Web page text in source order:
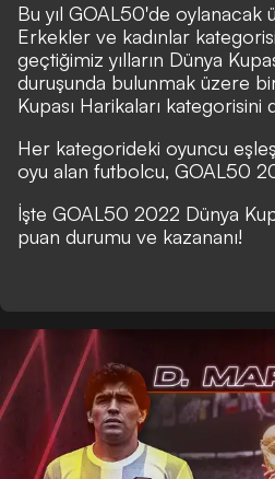
Bu yıl GOAL50'de oylanacak
Erkekler ve kadınlar
geçtiğimiz yılların Dünya
duruşunda bulunmak üzere
Kupası Harikaları kategorisini
Her kategorideki oyuncu
oyu alan futbolcu, GOAL50
İşte GOAL50 2022 Dünya
puan durumu ve kazananı!